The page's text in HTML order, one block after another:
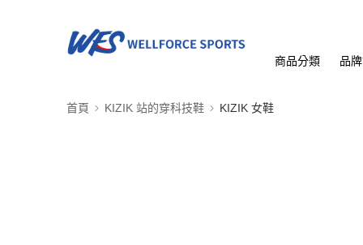
商品分類 品
首頁 KIZIK 站的穿科技鞋 KIZIK 女鞋